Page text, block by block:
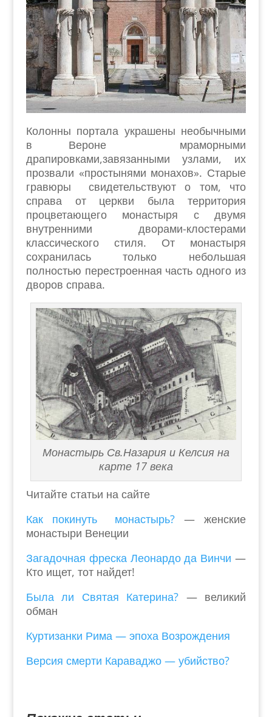
Колонны портала украшены необычными
в Вероне мраморными
драпировками,завязанными узлами, их
прозвали «простынями монахов». Старые
гравюры свидетельствуют о том, что
справа от церкви была территория
процветающего монастыря с двумя
внутренними дворами-клостерами
классического стиля. От монастыря
сохранилась только небольшая
полностью перестроенная часть одного из
дворов справа.
Монастырь Св.Назария и Келсия на
карте 17 века
Читайте статьи на сайте
Как покинуть монастырь? — женские
монастыри Венеции
Загадочная фреска Леонардо да Винчи —
Кто ищет, тот найдет!
Была ли Святая Катерина? — великий
обман
Куртизанки Рима — эпоха Возрождения
Версия смерти Караваджо — убийство?